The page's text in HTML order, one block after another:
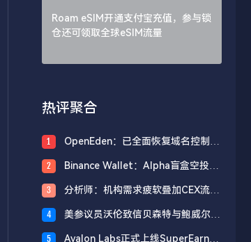
Roam eSIM开通支付宝充值，参与锁
仓还可领取全球eSIM流量
热评聚合
1
OpenEden：已全面恢复域名控制，
2
Binance Wallet：Alpha盲盒空投将
分
3
分析师：机构需求疲软叠加CEX流入
4
美参议员沃伦致信贝森特与鲍威尔，
5 Avalon Labs正式上线SuperEarn理